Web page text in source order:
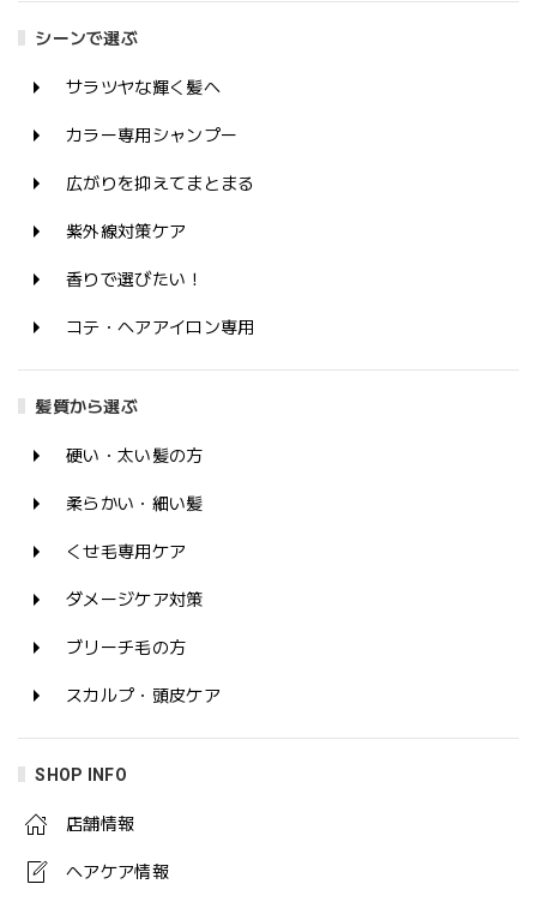
シーンで選ぶ
サラツヤな輝く髪へ
カラー専用シャンプー
広がりを抑えてまとまる
紫外線対策ケア
香りで選びたい！
コテ・ヘアアイロン専用
髪質から選ぶ
硬い・太い髪の方
柔らかい・細い髪
くせ毛専用ケア
ダメージケア対策
ブリーチ毛の方
スカルプ・頭皮ケア
SHOP INFO
店舗情報
ヘアケア情報